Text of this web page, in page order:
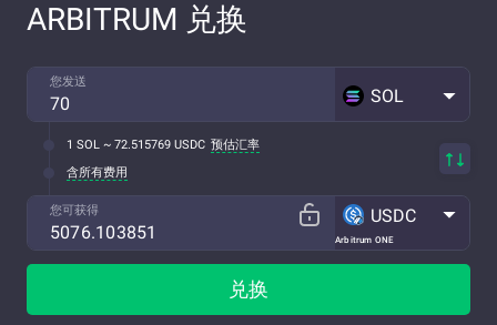
ARBITRUM 兑换
您发送
SOL
1 SOL ~ 72.515769 USDC 预估汇率
含所有费用
您可获得
Arbitrum ONE
USDC
兑换